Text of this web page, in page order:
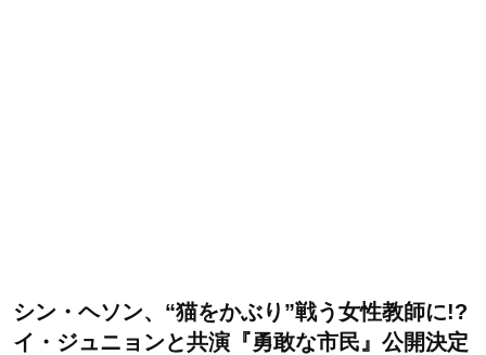
シン・ヘソン、“猫をかぶり”戦う女性教師に!?
イ・ジュニョンと共演『勇敢な市民』公開決定